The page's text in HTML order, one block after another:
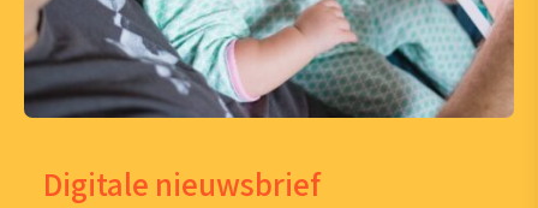
Digitale nieuwsbrief